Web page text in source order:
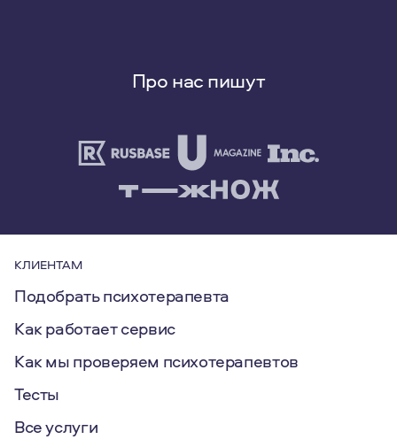
Про нас пишут
КЛИЕНТАМ
Подобрать психотерапевта
Как работает сервис
Как мы проверяем психотерапевтов
Тесты
Все услуги